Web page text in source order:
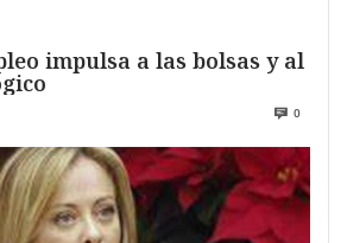
impulsa a las bolsas y al
0